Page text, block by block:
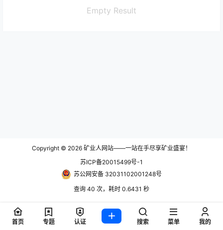
Empty Result
Copyright © 2026 矿业人网站——一站在手尽享矿业盛宴！
苏ICP备20015499号-1
苏公网安备 32031102001248号
查询 40 次，耗时 0.6431 秒
首页 专题 认证 搜索 菜单 我的